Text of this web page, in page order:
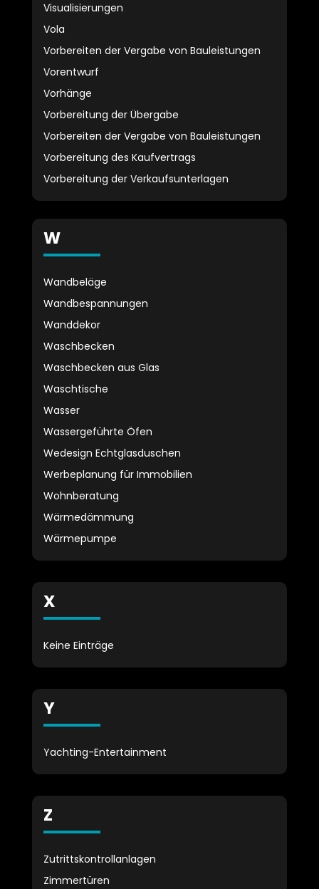
Visualisierungen
Vola
Vorbereiten der Vergabe von Bauleistungen
Vorentwurf
Vorhänge
Vorbereitung der Übergabe
Vorbereiten der Vergabe von Bauleistungen
Vorbereitung des Kaufvertrags
Vorbereitung der Verkaufsunterlagen
W
Wandbeläge
Wandbespannungen
Wanddekor
Waschbecken
Waschbecken aus Glas
Waschtische
Wasser
Wassergeführte Öfen
Wedesign Echtglasduschen
Werbeplanung für Immobilien
Wohnberatung
Wärmedämmung
Wärmepumpe
X
Keine Einträge
Y
Yachting-Entertainment
Z
Zutrittskontrollanlagen
Zimmertüren